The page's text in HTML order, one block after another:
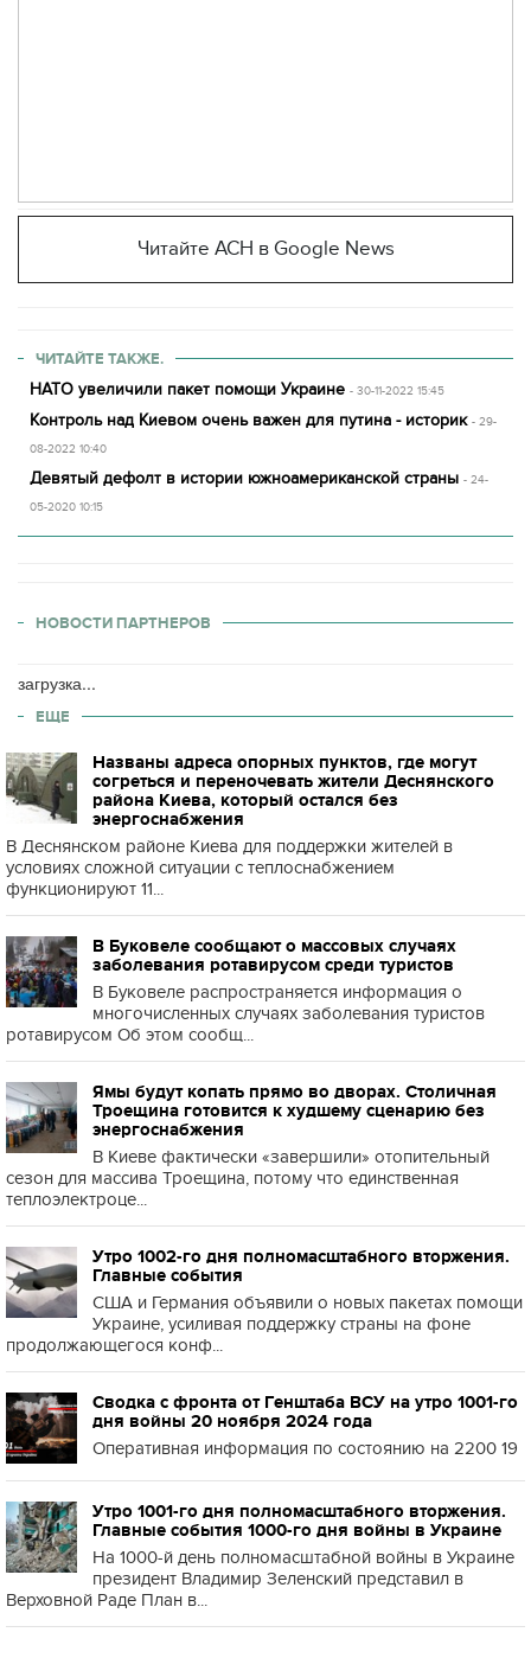
Читайте АСН в Google News
ЧИТАЙТЕ ТАКЖЕ.
НАТО увеличили пакет помощи Украине - 30-11-2022 15:45
Контроль над Киевом очень важен для путина - историк - 29-
08-2022 10:40
Девятый дефолт в истории южноамериканской страны - 24-
05-2020 10:15
НОВОСТИ ПАРТНЕРОВ
загрузка...
ЕЩЕ
Названы адреса опорных пунктов, где могут
согреться и переночевать жители Деснянского
района Киева, который остался без
энергоснабжения
В Деснянском районе Киева для поддержки жителей в
условиях сложной ситуации с теплоснабжением
функционируют 11...
В Буковеле сообщают о массовых случаях
заболевания ротавирусом среди туристов
В Буковеле распространяется информация о
многочисленных случаях заболевания туристов
ротавирусом Об этом сообщ...
Ямы будут копать прямо во дворах. Столичная
Троещина готовится к худшему сценарию без
энергоснабжения
В Киеве фактически «завершили» отопительный
сезон для массива Троещина, потому что единственная
теплоэлектроце...
Утро 1002-го дня полномасштабного вторжения.
Главные события
США и Германия объявили о новых пакетах помощи
Украине, усиливая поддержку страны на фоне
продолжающегося конф...
Сводка с фронта от Генштаба ВСУ на утро 1001-го
дня войны 20 ноября 2024 года
Оперативная информация по состоянию на 2200 19
Утро 1001-го дня полномасштабного вторжения.
Главные события 1000-го дня войны в Украине
На 1000-й день полномасштабной войны в Украине
президент Владимир Зеленский представил в
Верховной Раде План в...